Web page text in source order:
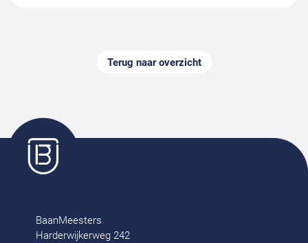
Terug naar overzicht
BaanMeesters
Harderwijkerweg 242